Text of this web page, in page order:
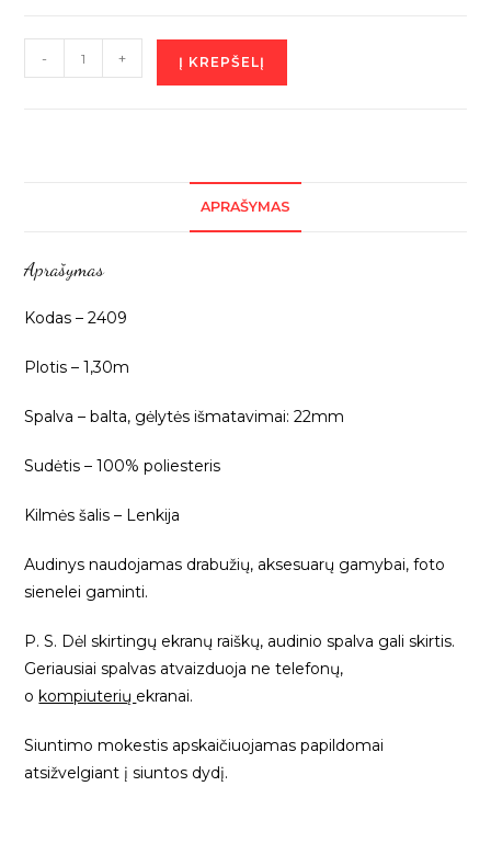
produkto
kiekis:
- + Į KREPŠELĮ
APRAŠYMAS
Aprašymas
Kodas – 2409
Plotis – 1,30m
Spalva – balta, gėlytės išmatavimai: 22mm
Sudėtis – 100% poliesteris
Kilmės šalis – Lenkija
Audinys naudojamas drabužių, aksesuarų gamybai, foto
sienelei gaminti.
P. S. Dėl skirtingų ekranų raiškų, audinio spalva gali skirtis.
Geriausiai spalvas atvaizduoja ne telefonų,
okompiuterių ekranai.
Siuntimo mokestis apskaičiuojamas papildomai
atsižvelgiant į siuntos dydį.